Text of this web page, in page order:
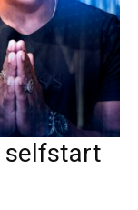
selfstart